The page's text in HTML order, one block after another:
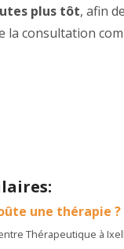
plus tôt, afin
la consultation
une thérapie ?
Thérapeutique à